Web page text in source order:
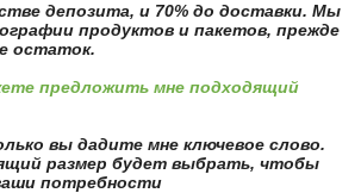
депозита, и 70% до доставки. Мы
продуктов и пакетов, прежде
остаток.
предложить мне подходящий
вы дадите мне ключевое слово.
размер будет выбрать, чтобы
потребности